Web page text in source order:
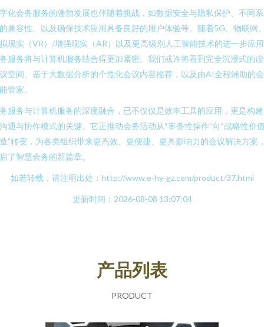
化会务服务的蓬勃发展也伴随着挑战，如数据安全与隐私保护、不同
兼容性、以及确保技术应用具备良好的用户体验等。随着5G、物联网
现实（VR）/增强现实（AR）以及更高级别人工智能技术的进一步应
服务将与计算机服务结合得更加紧密。我们或许将看到完全沉浸式的
空间、基于大数据分析的个性化会议内容推荐，以及由AI全程辅助的
管家。
服务与计算机服务的深度融合，已不仅仅是效率工具的应用，更是构
通与协作模式的关键。它正推动会务活动从“事务性操作”向“战略性价
”转变，为各类组织带来更高效、更便捷、更具影响力的会议解决方案
了智慧会务的新篇章。
如若转载，请注明出处：http://www.e-hy-gz.com/product/37.html
更新时间：2026-08-08 13:07:04
产品列表
PRODUCT